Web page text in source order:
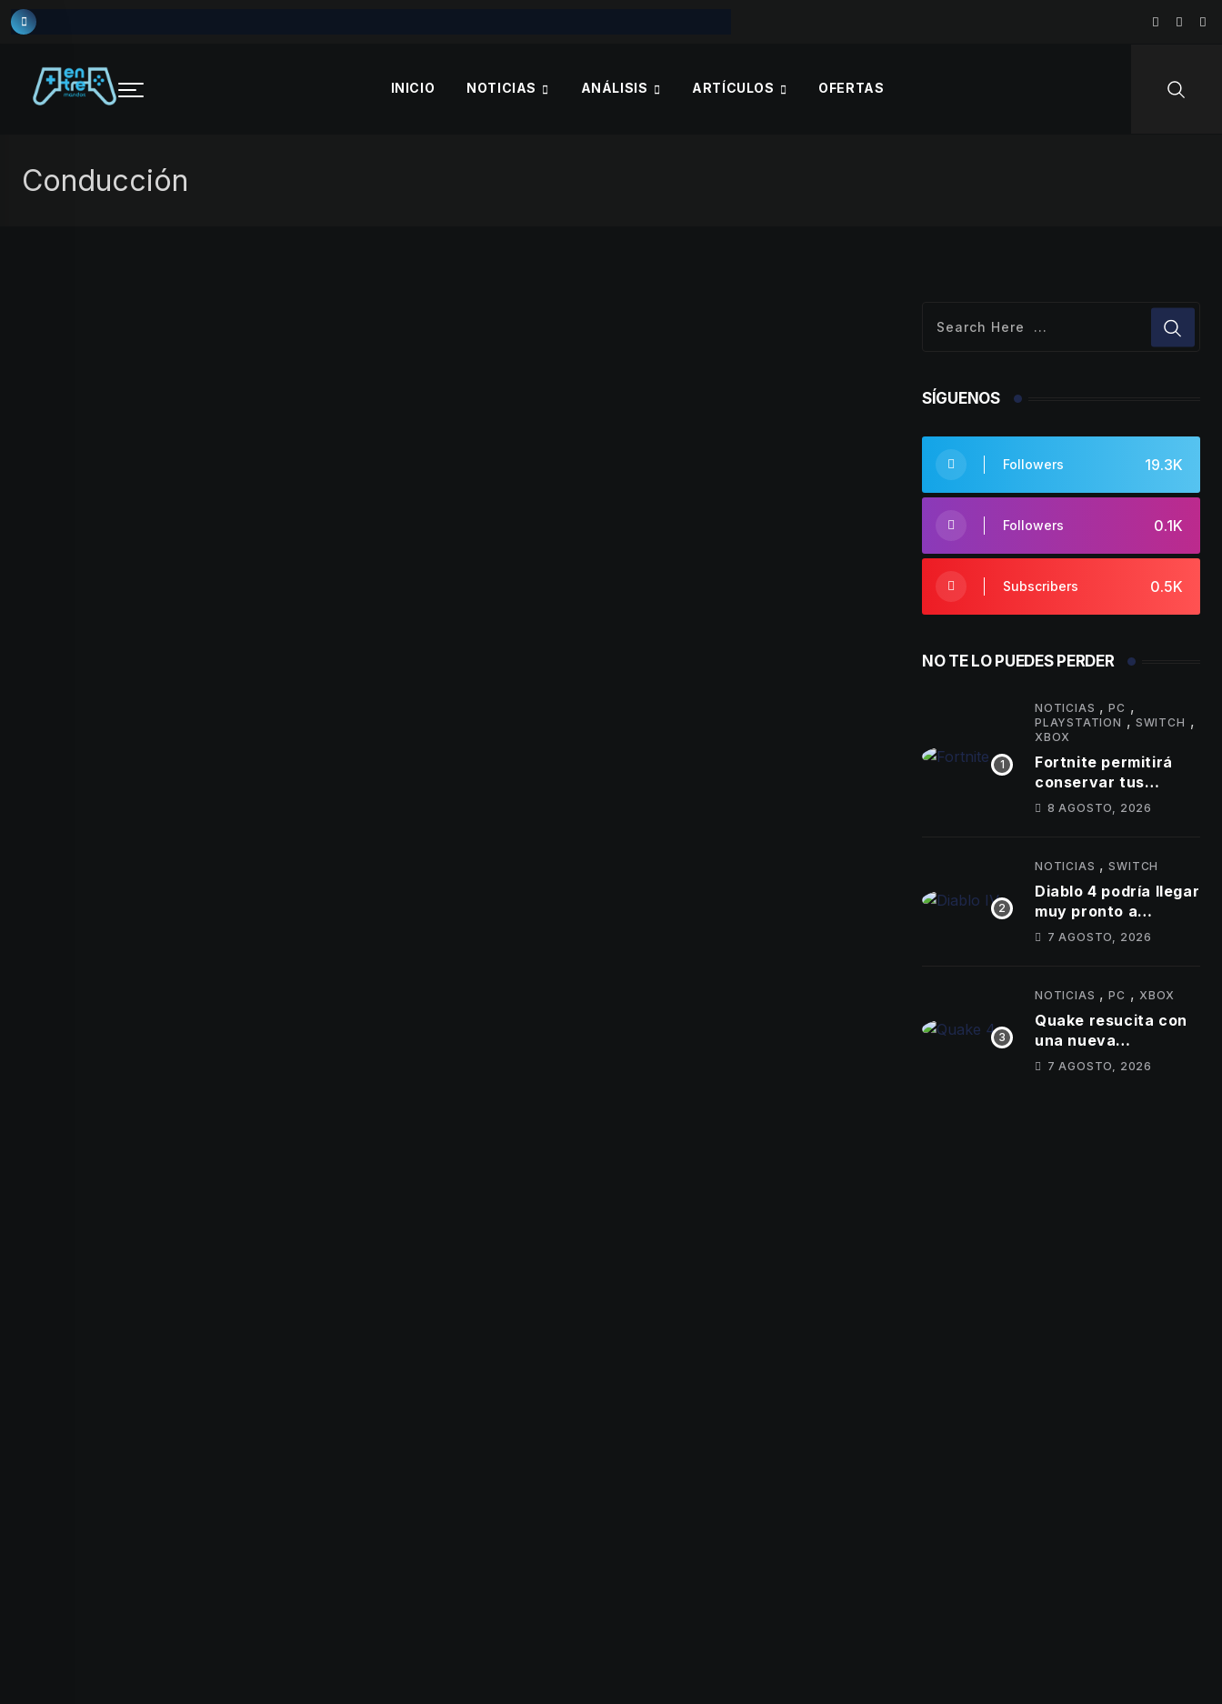
Skip
to
INICIO NOTICIAS ANÁLISIS ARTÍCULOS OFERTAS
Conducción
SÍGUENOS
19.3K
Followers
0.1K
Followers
0.5K
Subscribers
NO TE LO PUEDES PERDER
NOTICIAS ,PC ,
PLAYSTATION , SWITCH ,
XBOX
Fortnite permitirá
conservar tus
Espíritus en el
8 AGOSTO, 2026
NOTICIAS ,SWITCH
Diablo 4 podría llegar
muy pronto a
Nintendo Switch 2
7 AGOSTO, 2026
NOTICIAS ,PC ,XBOX
Quake resucita con
una nueva
expansión gratuita y
7 AGOSTO, 2026